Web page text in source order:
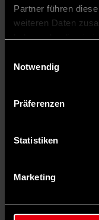
Partner führen
weiteren Daten
Notwendig
Präferenzen
Statistiken
Marketing